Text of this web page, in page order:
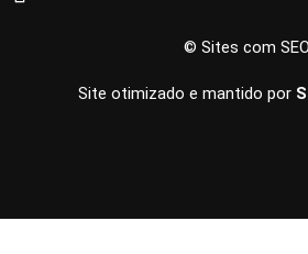
© Sites com SEO
Site otimizado e mantido por